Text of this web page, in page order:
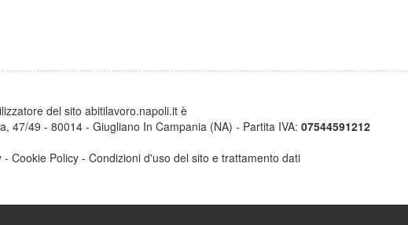
del sito abitilavoro.napoli.it è
47/49 - 80014 - Giugliano In Campania (NA) - Partita IVA: 07544591212
- Cookie Policy- Condizioni d'uso del sito e trattamento dati